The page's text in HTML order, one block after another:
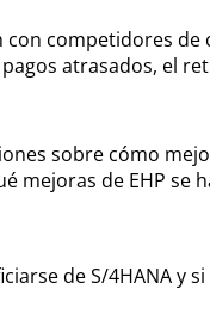
competidores de
atrasados, el
sobre cómo
mejoras de EHP se
de S/4HANA y